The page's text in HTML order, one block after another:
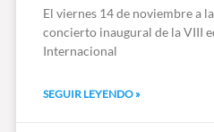
El viernes 14 de noviembre a
concierto inaugural de la VIII
Internacional
SEGUIR LEYENDO »